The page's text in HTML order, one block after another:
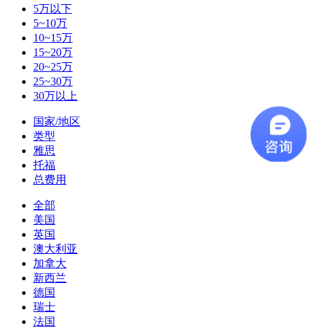
5万以下
5~10万
10~15万
15~20万
20~25万
25~30万
30万以上
国家/地区
类型
雅思
托福
总费用
全部
美国
英国
澳大利亚
加拿大
新西兰
德国
瑞士
法国